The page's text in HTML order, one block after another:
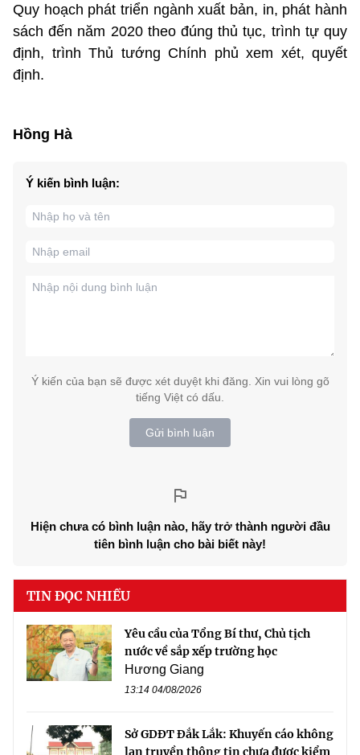
Quy hoạch phát triển ngành xuất bản, in, phát hành
sách đến năm 2020 theo đúng thủ tục, trình tự quy
định, trình Thủ tướng Chính phủ xem xét, quyết
định.
Hồng Hà
Ý kiến bình luận:
Ý kiến của bạn sẽ được xét duyệt khi đăng. Xin vui lòng gõ
tiếng Việt có dấu.
Gửi bình luận
Hiện chưa có bình luận nào, hãy trở thành người đầu
tiên bình luận cho bài biết này!
TIN ĐỌC NHIỀU
Yêu cầu của Tổng Bí thư, Chủ tịch
nước về sắp xếp trường học
Hương Giang
13:14 04/08/2026
Sở GDĐT Đắk Lắk: Khuyến cáo không
lan truyền thông tin chưa được kiểm